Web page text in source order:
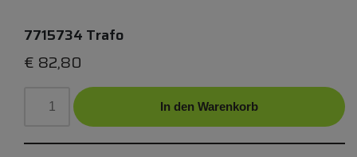
7715734 Trafo
€ 82,80
In den Warenkorb